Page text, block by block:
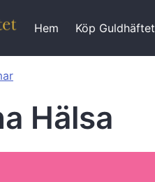
Hem Köp Guldhäftet
Hälsa